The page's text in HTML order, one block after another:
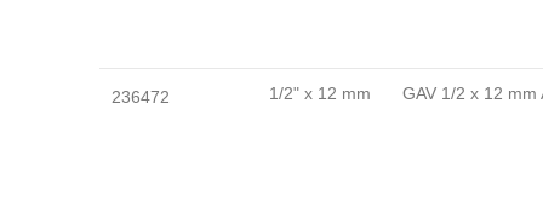
236472 1/2" x 12 mm GAV 1/2 x 12